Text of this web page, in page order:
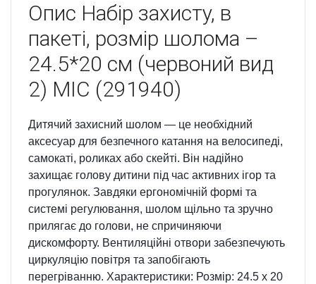
Опис Набiр захисту, в
пакеті, розмір шолома –
24.5*20 см (червоний вид
2) МІС (291940)
Дитячий захисний шолом — це необхідний
аксесуар для безпечного катання на велосипеді,
самокаті, роликах або скейті. Він надійно
захищає голову дитини під час активних ігор та
прогулянок. Завдяки ергономічній формі та
системі регулювання, шолом щільно та зручно
прилягає до голови, не спричиняючи
дискомфорту. Вентиляційні отвори забезпечують
циркуляцію повітря та запобігають
перегріванню. Характеристики: Розмір: 24.5 х 20